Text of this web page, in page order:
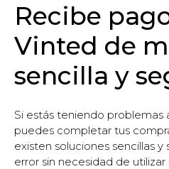
Recibe
Vinted de
sencilla y
Si estás teniendo problemas
puedes completar tus
existen soluciones sencillas y
error sin necesidad de utilizar